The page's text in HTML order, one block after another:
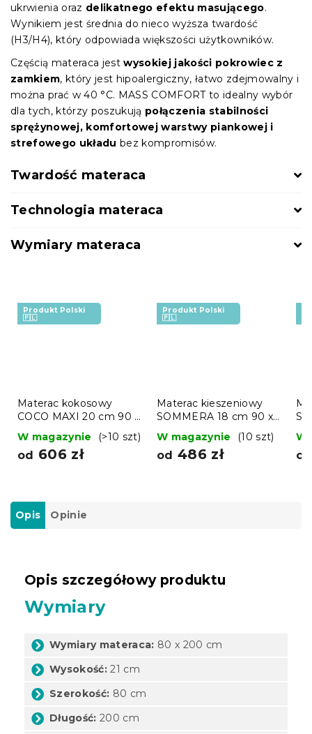
ukrwienia oraz delikatnego efektu masującego.
Wynikiem jest średnia do nieco wyższa twardość
(H3/H4), który odpowiada większości użytkowników.
Częścią materaca jestwysokiej jakości pokrowiec z
zamkiem, który jest hipoalergiczny, łatwo zdejmowalny i
można prać w 40 °C. MASS COMFORT to idealny wybór
dla tych, którzy poszukują połączenia stabilności
sprężynowej, komfortowej warstwy piankowej i
strefowego układu bez kompromisów.
Twardość materaca
Technologia materaca
Wymiary materaca
Produkt Polski
🇵🇱
Materac kokosowy
COCO MAXI 20 cm 90 x
W magazynie (>10 szt)
od 606 zł
Produkt Polski
🇵🇱
Materac kieszeniowy
SOMMERA 18 cm 90 x
W magazynie (10 szt)
od 486 zł
W
od
Opis Opinie
Opis szczegółowy produktu
Wymiary
Wymiary materaca: 80 x 200 cm
Wysokość: 21 cm
Szerokość: 80 cm
Długość: 200 cm